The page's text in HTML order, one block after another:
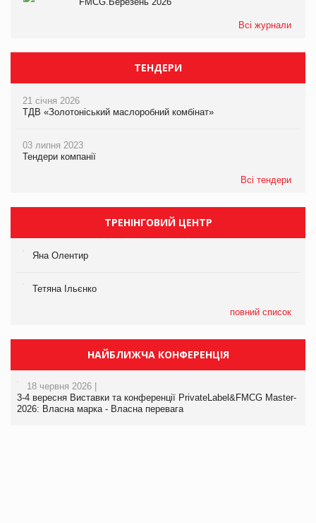
Всі журнали
ТЕНДЕРИ
21 січня 2026
ТДВ «Золотоніський маслоробний комбінат»
03 липня 2023
Тендери компанії
Всі тендери
ТРЕНІНГОВИЙ ЦЕНТР
Яна Олентир
Тетяна Ільєнко
повний список
НАЙБЛИЖЧА КОНФЕРЕНЦІЯ
18 червня 2026 |
3-4 вересня Виставки та конференції PrivateLabel&FMCG Master-
2026: Власна марка - Власна перевага